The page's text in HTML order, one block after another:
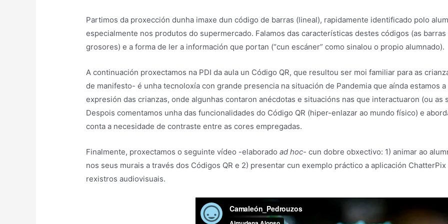
Partimos da proxección dunha imaxe dun código de barras (lineal), rapidamente identificado polo
especialmente nos produtos do supermercado. Falamos das características destes códigos (as
grosores) e a forma de ler a información que portan (“cun escáner” como sinalou o propio alumnado).
A continuación proxectamos na PDI da aula un Código QR, que resultou ser moi familiar para as
de manifesto- é unha tecnoloxía con grande presencia na situación de Pandemia que aínda estamos
expresión das crianzas, onde algunhas contaron anécdotas e situacións nas que interactuaron (ou as
Despois comentamos unha das funcionalidades do Código QR (hiper-enlazar ao mundo físico) e
conta a necesidade de contraste entre as cores empregadas.
Finalmente, proxectamos o seguinte vídeo -elaboradoad hoc- cun dobre obxectivo: 1) animar ao
nos seus murais a través dos Códigos QR e 2) presentar cun exemplo práctico a aplicación
rexistros audiovisuais.